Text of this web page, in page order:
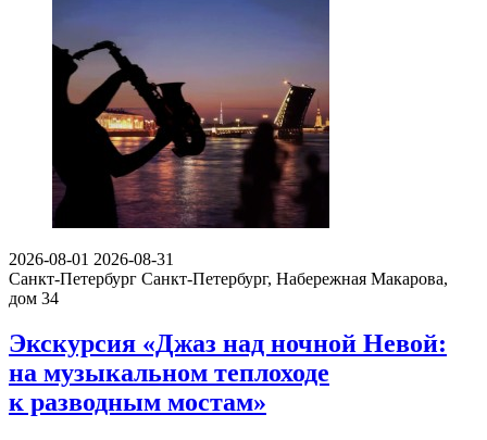
2026-08-01 2026-08-31
Санкт-Петербург Санкт-Петербург, Набережная Макарова,
дом 34
Экскурсия «Джаз над ночной Невой:
на музыкальном теплоходе
к разводным мостам»